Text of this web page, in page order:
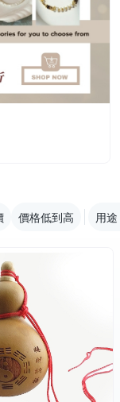
價格低到高 用途